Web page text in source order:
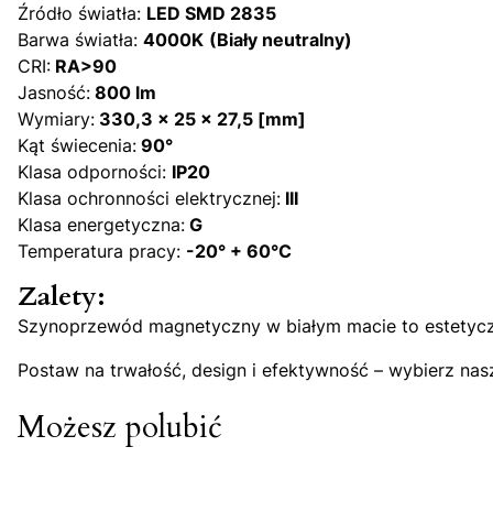
Źródło światła: LED SMD 2835
Barwa światła: 4000K (Biały neutralny)
CRI: RA>90
Jasność: 800 lm
Wymiary: 330,3 x 25 x 27,5 [mm]
Kąt świecenia: 90°
Klasa odporności: IP20
Klasa ochronności elektrycznej: III
Klasa energetyczna: G
Temperatura pracy: -20° + 60°C
Zalety:
Szynoprzewód magnetyczny w białym macie to
Postaw na trwałość, design i efektywność – wybierz
Możesz polubić